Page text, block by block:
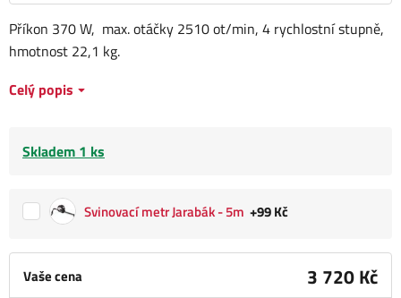
Vaše cena 3 720 Kč
Příkon 370 W, max. otáčky 2510 ot/min, 4 rychlostní stupně,
hmotnost 22,1 kg.
Celý popis
Skladem 1 ks
Svinovací metr Jarabák - 5m +99 Kč